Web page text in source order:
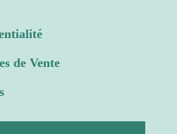
de Vente